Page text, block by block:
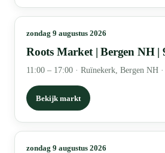
zondag 9 augustus 2026
Roots Market | Bergen NH |
11:00 – 17:00 · Ruïnekerk, Bergen NH
Bekijk markt
zondag 9 augustus 2026